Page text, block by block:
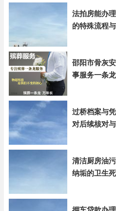
法拍房能办
的特殊流程
邵阳市骨灰
事服务一条龙
过桥档案与
对后续核对
清洁厨房油
纳垢的卫生